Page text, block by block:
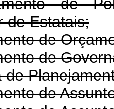
de
de Estatais;
de
de
de
de